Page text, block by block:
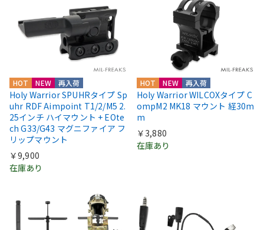
HOT NEW 再入荷
Holy Warrior SPUHRタイプ Sp
uhr RDF Aimpoint T1/2/M5 2.
25インチ ハイマウント + EOte
ch G33/G43 マグニファイア フ
リップマウント
￥9,900
在庫あり
HOT NEW 再入荷
Holy Warrior WILCOXタイプ C
ompM2 MK18 マウント 経30m
m
￥3,880
在庫あり